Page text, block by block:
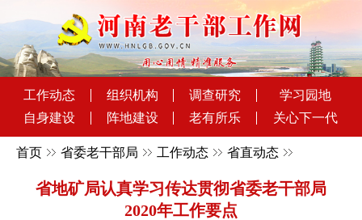
工作动态 组织机构 调查研究
学习园地
自身建设
阵地建设 老有所乐 关心下一代
首页 省委老干部局 工作动态 省直动态
省地矿局认真学习传达贯彻省委老干部局
2020年工作要点